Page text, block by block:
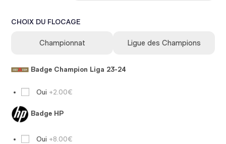
CHOIX DU FLOCAGE
Championnat Ligue des Champions
Badge Champion Liga 23-24
Oui +2.00€
Badge HP
Oui +8.00€